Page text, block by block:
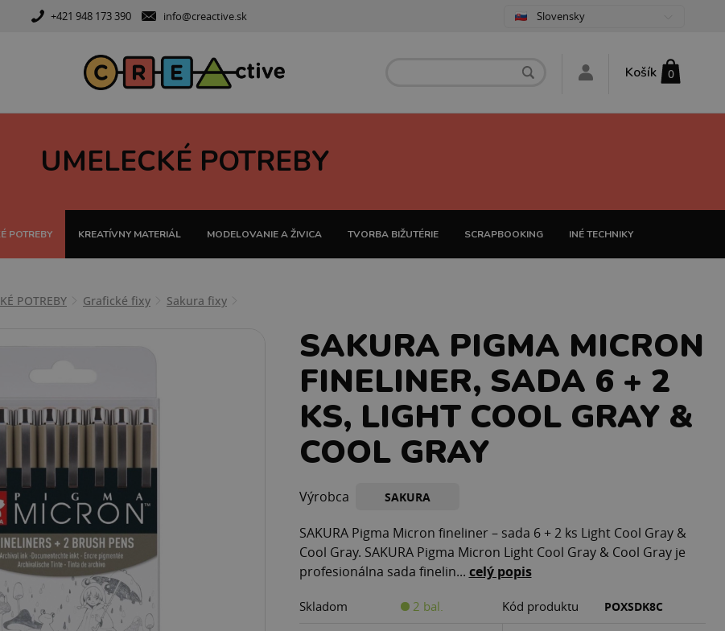
+421 948 173 390 info@creactive.sk Slovensky
Košík 0
UMELECKÉ POTREBY
POTREBY KREATÍVNY MATERIÁL MODELOVANIE A ŽIVICA TVORBA BIŽUTÉRIE SCRAPBOOKING INÉ TECHNIKY
POTREBY Grafické fixy Sakura fixy
SAKURA PIGMA MICRON
FINELINER, SADA 6 + 2
KS, LIGHT COOL GRAY &
COOL GRAY
Výrobca SAKURA
SAKURA Pigma Micron fineliner – sada 6 + 2 ks Light Cool Gray &
Cool Gray. SAKURA Pigma Micron Light Cool Gray & Cool Gray je
profesionálna sada finelin... celý popis
Skladom 2 bal. Kód produktu POXSDK8C